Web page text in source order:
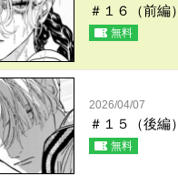
＃１６（前編）
無料
2026/04/07
＃１５（後編）
無料